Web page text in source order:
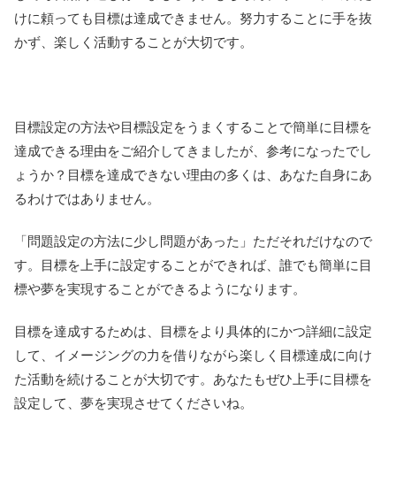
けに頼っても目標は達成できません。努力することに手を抜
かず、楽しく活動することが大切です。
目標設定の方法や目標設定をうまくすることで簡単に目標を
達成できる理由をご紹介してきましたが、参考になったでし
ょうか？目標を達成できない理由の多くは、あなた自身にあ
るわけではありません。
「問題設定の方法に少し問題があった」ただそれだけなので
す。目標を上手に設定することができれば、誰でも簡単に目
標や夢を実現することができるようになります。
目標を達成するためは、目標をより具体的にかつ詳細に設定
して、イメージングの力を借りながら楽しく目標達成に向け
た活動を続けることが大切です。あなたもぜひ上手に目標を
設定して、夢を実現させてくださいね。